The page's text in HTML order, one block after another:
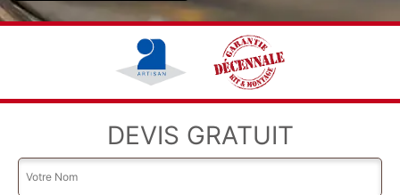
DEVIS GRATUIT